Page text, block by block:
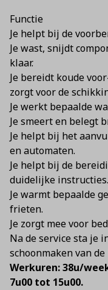
Functie
Je helpt bij de
Je wast, snijdt
klaar.
Je bereidt koude
zorgt voor de
Je werkt bepaalde
Je smeert en belegt
Je helpt bij het
en automaten.
Je helpt bij de
duidelijke instructies.
Je warmt bepaalde
frieten.
Je zorgt mee voor
Na de service sta je
schoonmaken van
Werkuren: 38u/
7u00 tot 15u00.